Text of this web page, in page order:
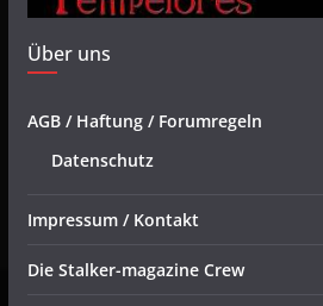
Über uns
AGB / Haftung / Forumregeln
Datenschutz
Impressum / Kontakt
Die Stalker-magazine Crew